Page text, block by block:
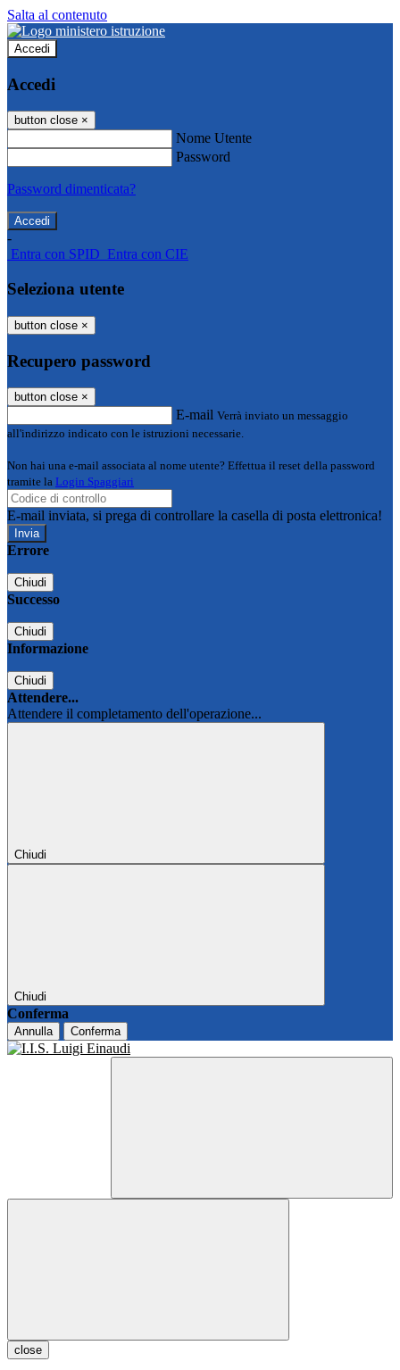
Salta al contenuto
Accedi
Accedi
button close ×
Nome Utente
Password
Password dimenticata?
-
Entra con SPID Entra con CIE
Seleziona utente
button close ×
Recupero password
button close ×
E-mail Verrà inviato un messaggio
all'indirizzo indicato con le istruzioni necessarie.
Non hai una e-mail associata al nome utente? Effettua il reset della password
tramite la Login Spaggiari
E-mail inviata, si prega di controllare la casella di posta elettronica!
Errore
Chiudi
Successo
Chiudi
Informazione
Chiudi
Attendere...
Attendere il completamento dell'operazione...
Chiudi
Chiudi
Conferma
Annulla Conferma
close